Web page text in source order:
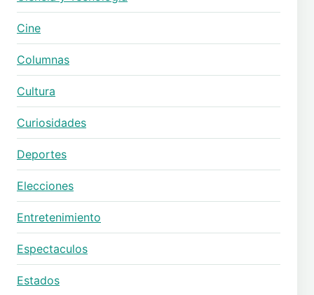
Cine
Columnas
Cultura
Curiosidades
Deportes
Elecciones
Entretenimiento
Espectaculos
Estados